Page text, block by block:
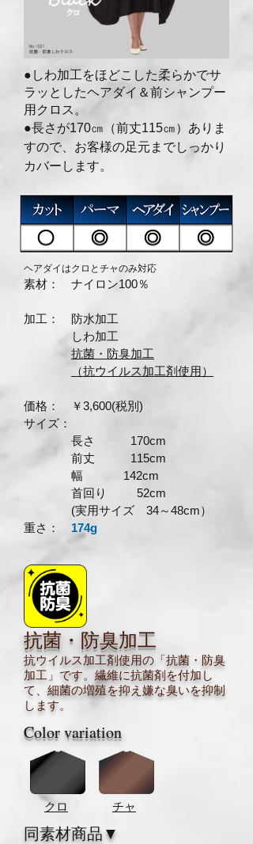
●しわ加工をほどこした柔らかでサ
ラッとしたヘアダイ ＆前シャンプー
用クロス。
●長さが170㎝（前丈115㎝）ありま
すので、お客様の足元までしっかり
カバーします。
ヘアダイはクロとチャのみ対応
素材： ナイロン100％
加工： 防水加工
しわ加工
抗菌・防臭加工
（抗ウイルス加工剤使用）
価格： ￥3,600(税別)
サイズ：
長さ 170cm
前丈 115cm
幅 142cm
首回り 52cm
(実用サイズ 34～48cm）
​重さ： 174g
抗菌・防臭加工
​抗ウイルス加工剤使用の「抗菌・防臭
加工」です。 繊維に抗菌剤を付加し
て、細菌の増殖を抑え嫌な臭いを抑制
します。
Color variation
クロ チャ
同素材商品▼